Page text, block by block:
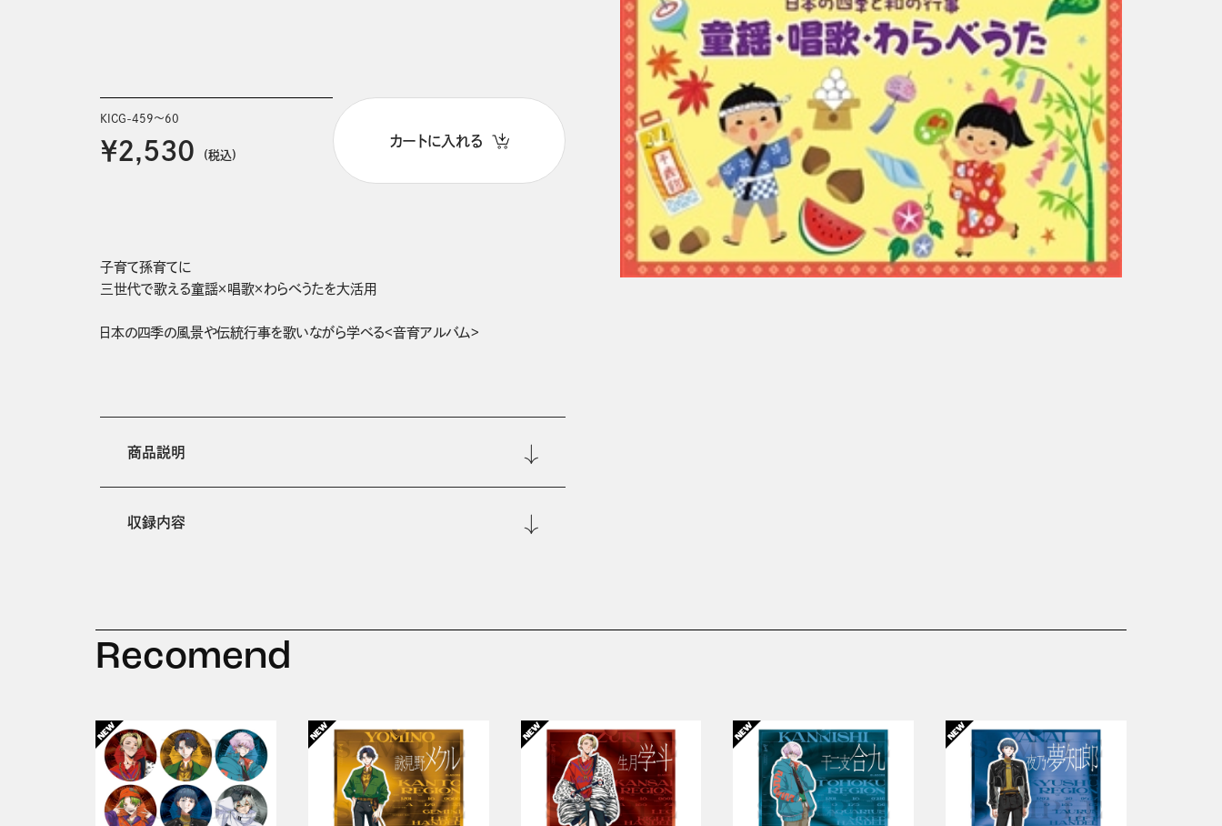
KICG-459～60
￥2,530 (税込)
カートに入れる
子育て孫育てに
三世代で歌える童謡×唱歌×わらべうたを大活用
日本の四季の風景や伝統行事を歌いながら学べる<音育アルバム>
商品説明
収録内容
Recomend